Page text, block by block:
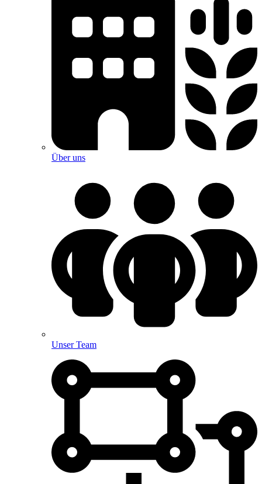
Über uns
Unser Team